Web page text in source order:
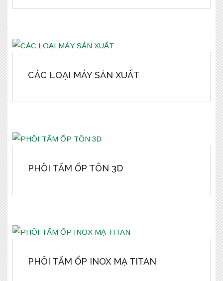
CÁC LOẠI MÁY SẢN XUẤT
PHÔI TẤM ỐP TÔN 3D
PHÔI TẤM ỐP INOX MẠ TITAN